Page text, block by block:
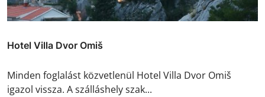
Hotel Villa Dvor Omiš
Minden foglalást közvetlenül Hotel Villa Dvor Omiš
igazol vissza. A szálláshely szak...